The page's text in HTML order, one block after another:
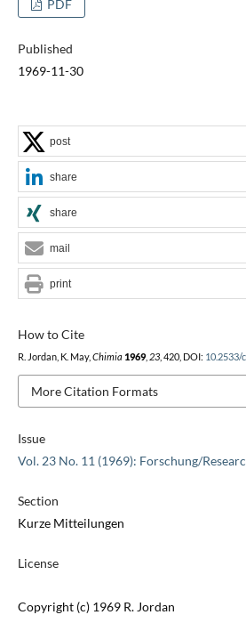
PDF
Published
1969-11-30
Issue
Vol. 23 No. 11 (1969): Forschung/
Section
Kurze Mitteilungen
License
Copyright (c) 1969 R. Jordan
How to Cite
R. Jordan, K. May, Chimia 1969, 23, 420, DOI: 10.2533/
More Citation Formats
post
share
share
mail
print